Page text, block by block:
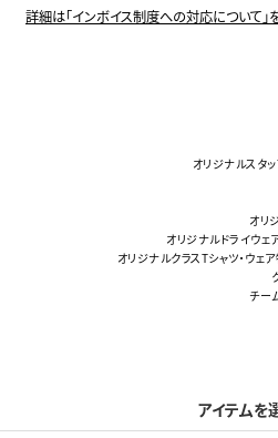
詳細は「インボイス制度への対応について」
オリジナルスタ
オリ
オリジナルドライウェ
オリジナルクラスTシャツ・ウェ
チー
アイテムを